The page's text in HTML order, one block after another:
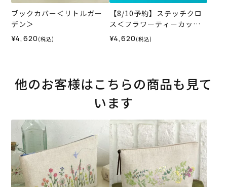
ブックカバー＜リトルガー
デン＞
¥4,620 (税込)
【8/10予約】ステッチクロ
ス＜フラワーティーカップ
＞
¥4,620 (税込)
他のお客様はこちらの商品も見て
います